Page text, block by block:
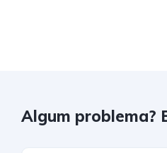
Algum problema?